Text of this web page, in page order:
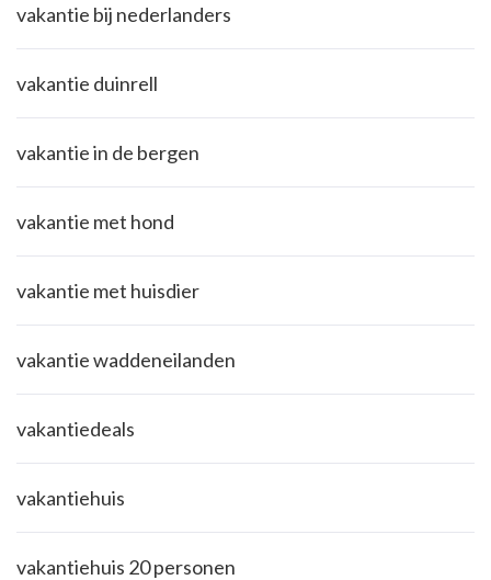
vakantie bij nederlanders
vakantie duinrell
vakantie in de bergen
vakantie met hond
vakantie met huisdier
vakantie waddeneilanden
vakantiedeals
vakantiehuis
vakantiehuis 20 personen